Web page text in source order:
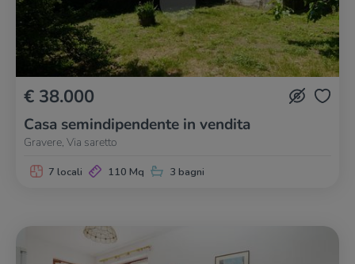
€ 38.000
Casa semindipendente in vendita
Gravere, Via saretto
7 locali 110 Mq 3 bagni